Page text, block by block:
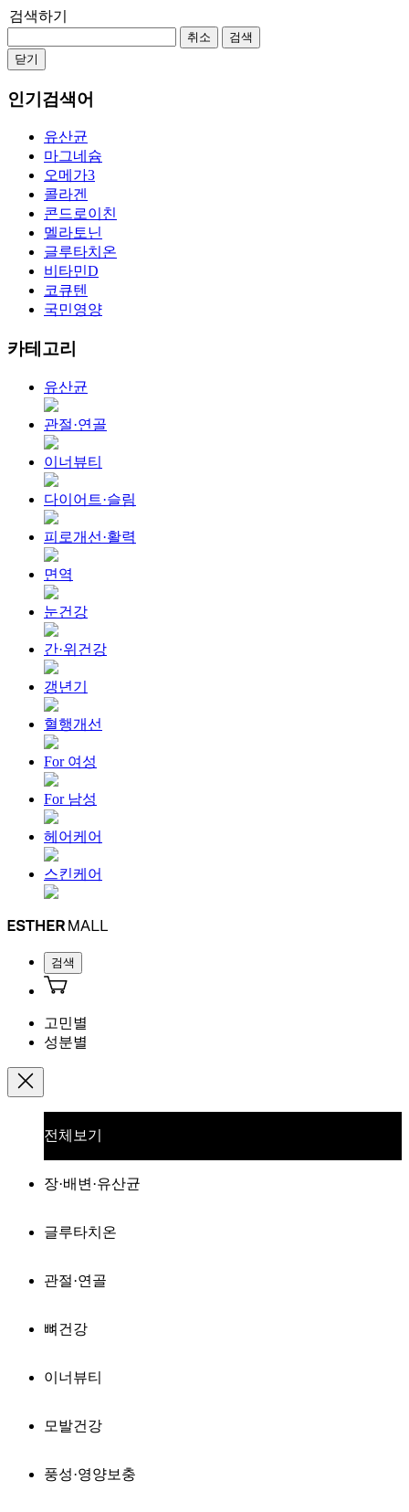
검색하기
취소
검색
닫기
인기검색어
유산균
마그네슘
오메가3
콜라겐
콘드로이친
멜라토닌
글루타치온
비타민D
코큐텐
국민영양
카테고리
유산균
관절·연골
이너뷰티
다이어트·슬림
피로개선·활력
면역
눈건강
간·위건강
갱년기
혈행개선
For 여성
For 남성
헤어케어
스킨케어
검색
고민별
성분별
전체보기
장·배변·유산균
글루타치온
관절·연골
뼈건강
이너뷰티
모발건강
풍성·영양보충